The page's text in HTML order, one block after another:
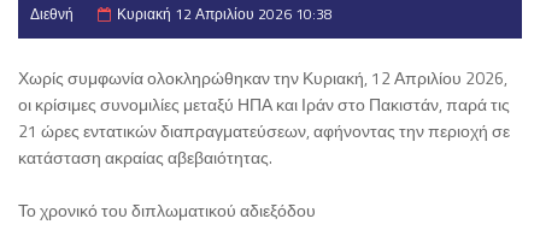
Διεθνή Κυριακή 12 Απριλίου 2026 10:38
Χωρίς συμφωνία ολοκληρώθηκαν την Κυριακή, 12 Απριλίου 2026,
οι κρίσιμες συνομιλίες μεταξύ ΗΠΑ και Ιράν στο Πακιστάν, παρά τις
21 ώρες εντατικών διαπραγματεύσεων, αφήνοντας την περιοχή σε
κατάσταση ακραίας αβεβαιότητας.
Το χρονικό του διπλωματικού αδιεξόδου